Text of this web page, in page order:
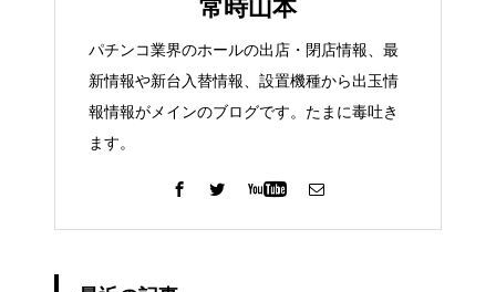
常時山本
パチンコ業界のホールの出店・閉店情報、最
新情報や新台入替情報、設置機種から出玉情
報情報がメインのブログです。たまに毒吐き
ます。